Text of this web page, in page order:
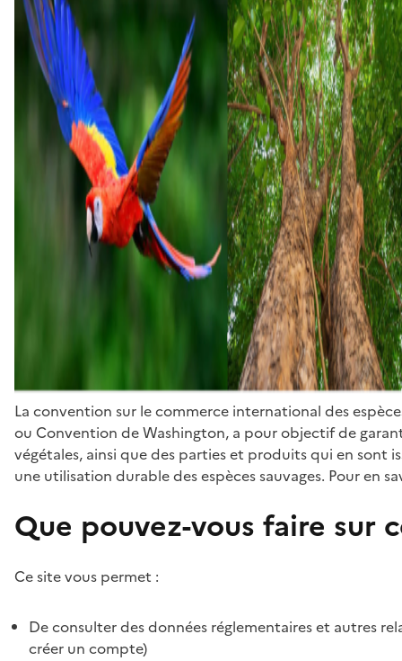
La convention sur le commerce international des
ou Convention de Washington, a pour objectif de
végétales, ainsi que des parties et produits qui en sont
une utilisation durable des espèces sauvages. Pour en
Que pouvez-vous faire sur
Ce site vous permet :
De consulter des données réglementaires et autres
créer un compte)